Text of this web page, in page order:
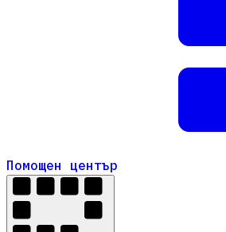
Помощен център
Помощен център